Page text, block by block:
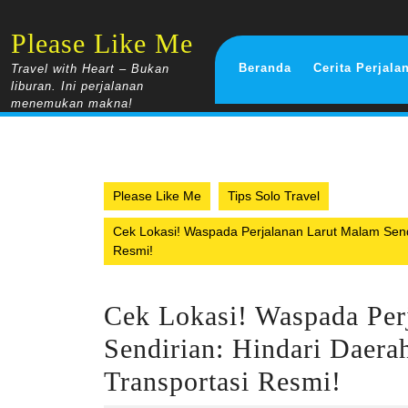
content
Please Like Me
Travel with Heart – Bukan
liburan. Ini perjalanan
menemukan makna!
Beranda Cerita
Please Like Me Tips Solo Travel
Cek Lokasi! Waspada Perjalanan Larut Malam
Resmi!
Cek Lokasi! Waspada
Sendirian: Hindari
Transportasi Resmi!